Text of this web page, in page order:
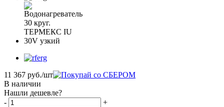
11 367 руб./шт
В наличии
Нашли дешевле?
-
+